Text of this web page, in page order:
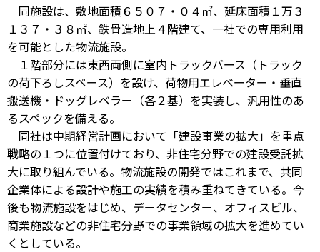
同施設は、敷地面積６５０７・０４㎡、延床面積１万３
１３７・３８㎡、鉄骨造地上４階建て、一社での専用利用
を可能とした物流施設。
１階部分には東西両側に室内トラックバース（トラック
の荷下ろしスペース）を設け、荷物用エレベーター・垂直
搬送機・ドッグレベラー（各２基）を実装し、汎用性のあ
るスペックを備える。
同社は中期経営計画において「建設事業の拡大」を重点
戦略の１つに位置付けており、非住宅分野での建設受託拡
大に取り組んでいる。物流施設の開発ではこれまで、共同
企業体による設計や施工の実績を積み重ねてきている。今
後も物流施設をはじめ、データセンター、オフィスビル、
商業施設などの非住宅分野での事業領域の拡大を進めてい
くとしている。